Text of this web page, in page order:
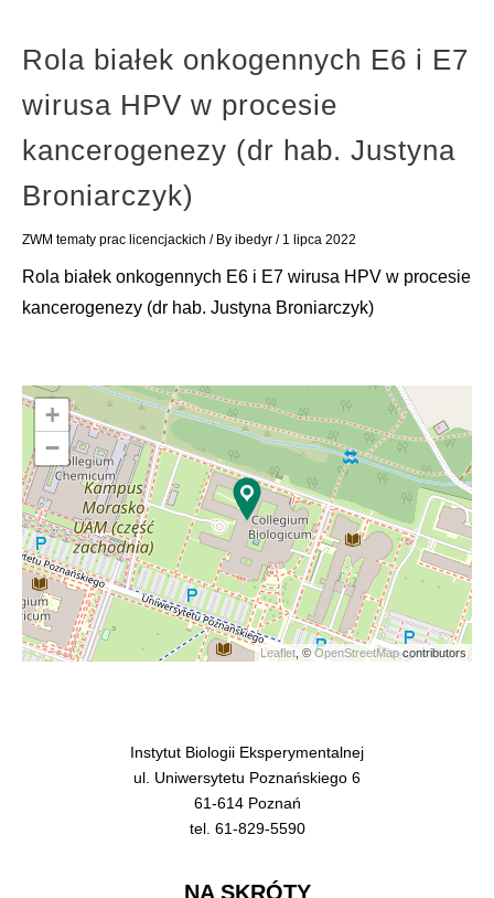
Rola białek onkogennych E6 i E7
wirusa HPV w procesie
kancerogenezy (dr hab. Justyna
Broniarczyk)
ZWM tematy prac licencjackich / By ibedyr / 1 lipca 2022
Rola białek onkogennych E6 i E7 wirusa HPV w procesie
kancerogenezy (dr hab. Justyna Broniarczyk)
+
−
Leaflet, ©OpenStreetMapcontributors
Instytut Biologii Eksperymentalnej
ul. Uniwersytetu Poznańskiego 6
61-614 Poznań
tel. 61-829-5590
NA SKRÓTY